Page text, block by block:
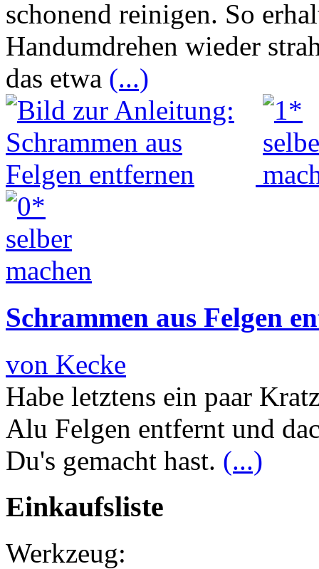
schonend reinigen. So
Handumdrehen wieder
das etwa (...)
Schrammen aus Felgen
von Kecke
Habe letztens ein paar
Alu Felgen entfernt und
Du's gemacht hast. (...)
Einkaufsliste
Werkzeug: